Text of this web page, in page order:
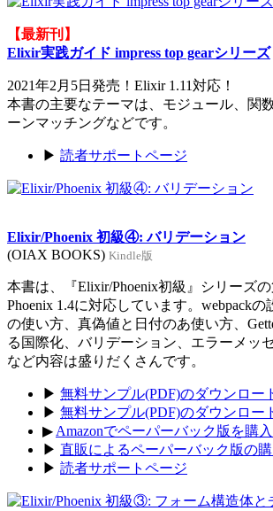
【最新刊】
Elixir実践ガイド impress top gearシリーズ
2021年2月5日発売！Elixir 1.11対応！
本書の主要なテーマは、モジュール、関
ーンマッチングなどです。
▶ 読者サポートページ
Elixir/Phoenix 初級④: バリデーション
(OIAX BOOKS) Kindle版
本書は、『Elixir/Phoenix初級』シリーズの
Phoenix 1.4に対応しています。webpackの
の使い方、真偽値と日付のあ使い方、
る国際化、バリデーション、エラーメッ
など内容は盛りだくさんです。
▶ 無料サンプル(PDF)のダウンロー
▶ 無料サンプル(PDF)のダウンロー
▶ Amazonでペーパーバック版を購入
▶ 直販によるペーパーバック版の購
▶ 読者サポートページ